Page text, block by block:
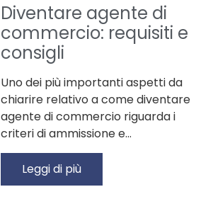
Diventare agente di
commercio: requisiti e
consigli
Uno dei più importanti aspetti da
chiarire relativo a come diventare
agente di commercio riguarda i
criteri di ammissione e…
Leggi di più